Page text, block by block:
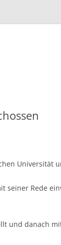
Universität
seiner Rede
und danach